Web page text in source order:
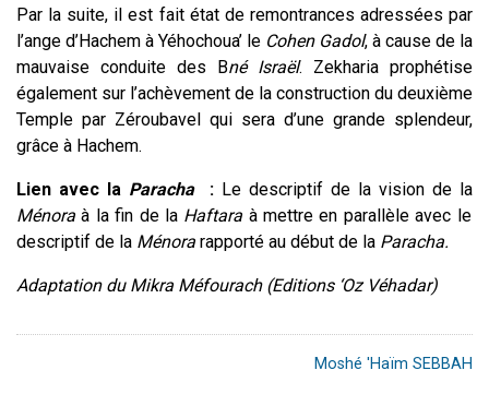
Par la suite, il est fait état de remontrances adressées par
l’ange d’Hachem à Yéhochoua’ le Cohen Gadol, à cause de la
mauvaise conduite des Bné Israël. Zekharia prophétise
également sur l’achèvement de la construction du deuxième
Temple par Zéroubavel qui sera d’une grande splendeur,
grâce à Hachem.
Lien avec la Paracha : Le descriptif de la vision de la
Ménora à la fin de la Haftara à mettre en parallèle avec le
descriptif de la Ménora rapporté au début de la Paracha.
Adaptation du Mikra Méfourach (Editions ‘Oz Véhadar)
Moshé 'Haïm SEBBAH